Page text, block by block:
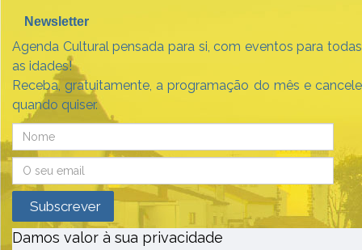
Newsletter
Agenda Cultural pensada para si, com eventos para todas
as idades!
Receba, gratuitamente, a programação do mês e cancele
quando quiser.
Damos valor à sua privacidade